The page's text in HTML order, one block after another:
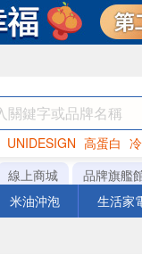
UNIDESIGN 高蛋白
罐頭 咖啡 海苔
線上商城 品牌旗艦
米油沖泡 生活家